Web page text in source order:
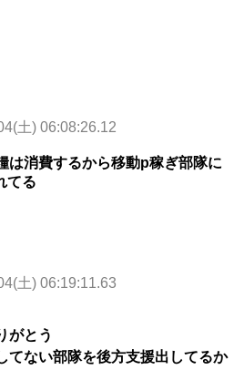
土) 06:08:26.12
は消費するから移動p稼ぎ部隊に
てる
土) 06:19:11.63
がとう
てない部隊を後方支援出してるか